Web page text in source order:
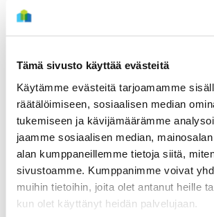
Tämä sivusto käyttää evästeitä
Käytämme evästeitä tarjoamamme
räätälöimiseen, sosiaalisen median
tukemiseen ja kävijämäärämme
jaamme sosiaalisen median,
alan kumppaneillemme tietoja siitä,
sivustoamme. Kumppanimme voivat
muihin tietoihin, joita olet antanut heille
kun olet käyttänyt heidän palvelujaan.
LUE SEURAAVA
TIEDOTTEET
Kuivasjärvelle valmistumassa uusia